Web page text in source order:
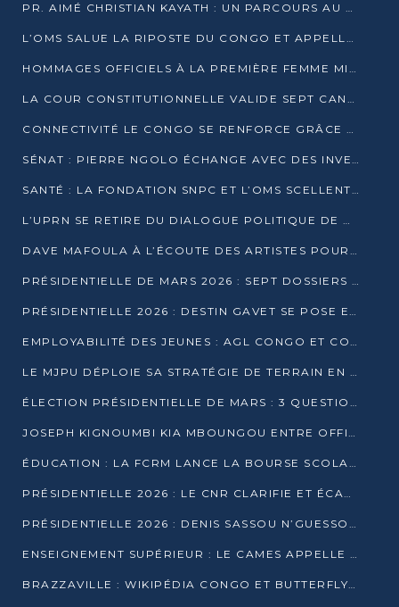
PR. AIMÉ CHRISTIAN KAYATH : UN PARCOURS AU SERVICE DE LA RECHERCHE ET DE L’INNOVATION
L’OMS SALUE LA RIPOSTE DU CONGO ET APPELLE À DES RÉFORMES DURABLES
HOMMAGES OFFICIELS À LA PREMIÈRE FEMME MINISTRE DU CONGO
LA COUR CONSTITUTIONNELLE VALIDE SEPT CANDIDATURES POUR LA PRÉSIDENTIELLE
CONNECTIVITÉ LE CONGO SE RENFORCE GRÂCE AU CÂBLE 2AFRICA
SÉNAT : PIERRE NGOLO ÉCHANGE AVEC DES INVESTISSEURS DU NUMÉRIQUE
SANTÉ : LA FONDATION SNPC ET L’OMS SCELLENT UN PARTENARIAT STRATÉGIQUE DE TROIS ANS
L’UPRN SE RETIRE DU DIALOGUE POLITIQUE DE DJAMBALA : TENSIONS DANS LE PRÉ-ÉLECTORAL CONGOLAIS
DAVE MAFOULA À L’ÉCOUTE DES ARTISTES POUR REDÉFINIR SA POLITIQUE CULTURELLE
PRÉSIDENTIELLE DE MARS 2026 : SEPT DOSSIERS DE CANDIDATURE ENREGISTRÉS À LA CLÔTURE DES DÉPÔTS
PRÉSIDENTIELLE 2026 : DESTIN GAVET SE POSE EN CANDIDAT DU « RAS-LE-BOL »
EMPLOYABILITÉ DES JEUNES : AGL CONGO ET CONGO TERMINAL S’ALLIENT À UCAC-ICAM
LE MJPU DÉPLOIE SA STRATÉGIE DE TERRAIN EN FAVEUR DE DSN
ÉLECTION PRÉSIDENTIELLE DE MARS : 3 QUESTIONS À UN EXPERT CONGOLAIS DE LA CYBERSÉCURITÉ
JOSEPH KIGNOUMBI KIA MBOUNGOU ENTRE OFFICIELLEMENT EN COURSE POUR LA PRÉSIDENTIELLE
ÉDUCATION : LA FCRM LANCE LA BOURSE SCOLAIRE FRANCINE-NTOUMI POUR PROMOUVOIR LES FILIÈRES SCIENTIFIQUES
PRÉSIDENTIELLE 2026 : LE CNR CLARIFIE ET ÉCARTE LA CANDIDATURE DU PASTEUR NTUMI
PRÉSIDENTIELLE 2026 : DENIS SASSOU N’GUESSO ANNONCE OFFICIELLEMENT SA CANDIDATURE
ENSEIGNEMENT SUPÉRIEUR : LE CAMES APPELLE À UNE UNIVERSITÉ AFRICAINE AXÉE SUR L’EMPLOYABILITÉ
BRAZZAVILLE : WIKIPÉDIA CONGO ET BUTTERFLY SCELLENT UN PARTENARIAT POUR STRUCTURER LE BÉNÉVOLAT NUMÉRIQUE